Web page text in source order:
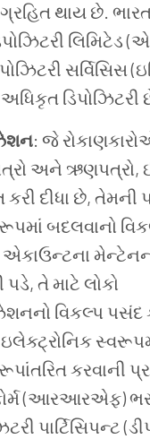
થાય છે.
સર્વિસિસ
ડિપોઝિટરી
: જે
અને ઋણપત્રો,
દીધા છે, તેમની
બદલવાનો
એકાઉન્ટના
પડે, તે માટે લોકો
વિકલ્પ પસંદ
કરવાની
ફોર્મ (આરઆરએફ)
પાર્ટિસિપન્ટ